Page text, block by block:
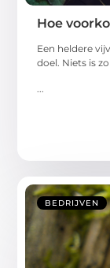
Hoe
Een heldere
doel. Niets is
BEDRIJVEN